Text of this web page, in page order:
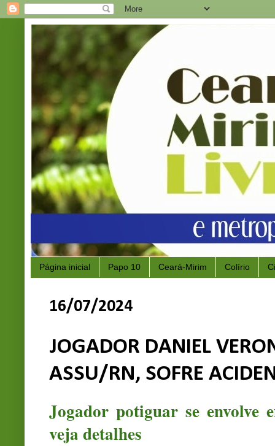
Página inicial Papo 10 Ceará-Mirim Colírio
16/07/2024
JOGADOR DANIEL
ASSU/RN, SOFRE
Jogador potiguar se envolve
veja detalhes